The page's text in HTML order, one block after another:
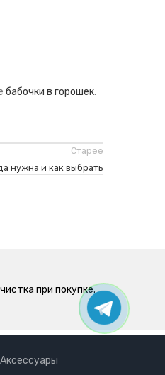
бабочки в горошек.
Старее
нужна и как выбрать
при покупке.
Аксессуары